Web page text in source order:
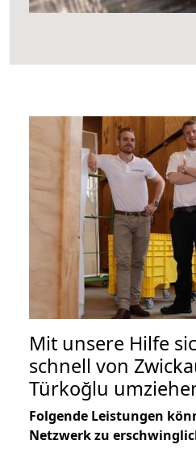
Mit unsere Hilfe
schnell von
Türkoğlu
Folgende Leistungen
Netzwerk zu